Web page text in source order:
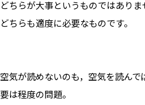
どちらが大事というものではありま
どちらも適度に必要なものです。
空気が読めないのも，空気を読んで
要は程度の問題。